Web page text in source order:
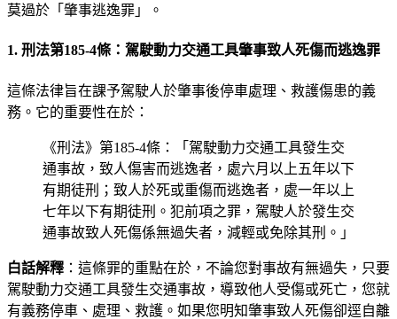
莫過於「肇事逃逸罪」。
1. 刑法第185-4條：駕駛動力交通工具肇事致人死傷而逃逸罪
這條法律旨在課予駕駛人於肇事後停車處理、救護傷患的義
務。它的重要性在於：
《刑法》第185-4條：「駕駛動力交通工具發生交
通事故，致人傷害而逃逸者，處六月以上五年以下
有期徒刑；致人於死或重傷而逃逸者，處一年以上
七年以下有期徒刑。犯前項之罪，駕駛人於發生交
通事故致人死傷係無過失者，減輕或免除其刑。」
白話解釋 ：這條罪的重點在於，不論您對事故有無過失，只要
駕駛動力交通工具發生交通事故，導致他人受傷或死亡，您就
有義務停車、處理、救護。如果您明知肇事致人死傷卻逕自離